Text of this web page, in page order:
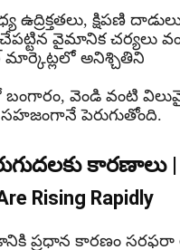
క్షిపణి
వైమానిక చర్యలు
అనిశ్చితిని
బంగారం, వెండి వంటి
పెరుగుతోంది.
కారణాలు |
Rising Rapidly
ప్రధాన కారణం సరఫరా